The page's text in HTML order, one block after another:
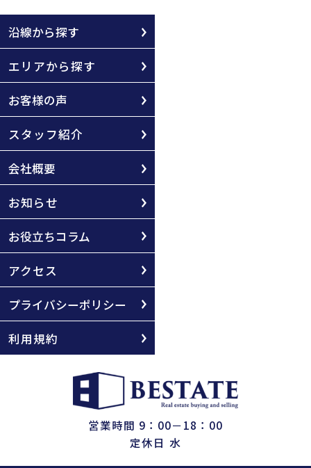
沿線から探す
エリアから探す
お客様の声
スタッフ紹介
会社概要
お知らせ
お役立ちコラム
アクセス
プライバシーポリシー
利用規約
営業時間 9：00－18：00
定休日 水